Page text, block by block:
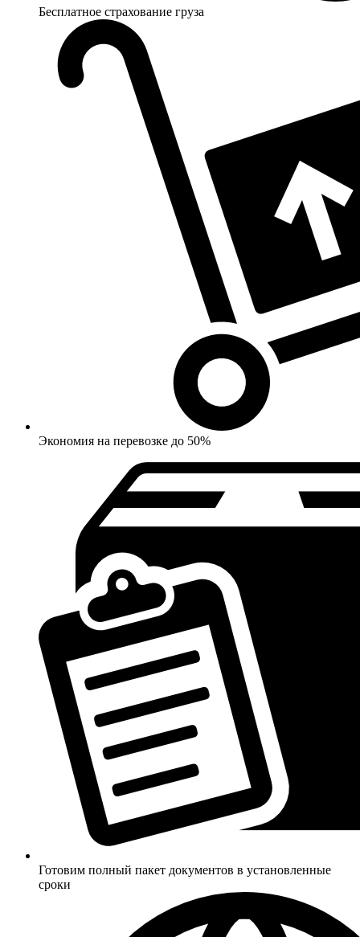
Бесплатное страхование груза
Экономия на перевозке до 50%
Готовим полный пакет документов в установленные
сроки